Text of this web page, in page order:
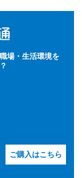
場・生活環境を
ご購入はこちら